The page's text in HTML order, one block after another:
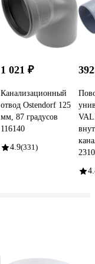
1 021 ₽
Канализационный
отвод Ostendorf 125
мм, 87 градусов
116140
4.9(331)